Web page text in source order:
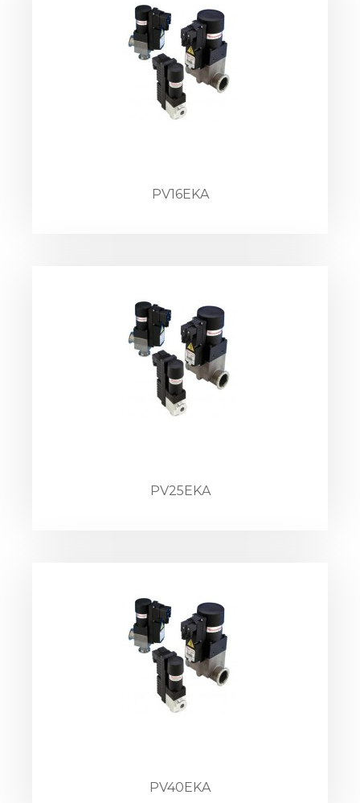
PV16EKA
PV25EKA
PV40EKA